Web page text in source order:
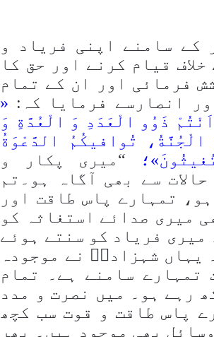
سامنے اپنی فریاد و
قیام کرنے اور حق کا
فرمائی اور ان کے تمام
انصارسے فرمایا کہ: «
ذَوُو الْعَدَدِ وَ الْعُدَّةِ وَ
تُوافیكُمُ الدَّعْوَةُ
“میری پکار و
سے بھی آگاہ ہو۔تم
تمہارے پاس طاقت اور
میری صدائے استغاثہ کو
میری فریاد کو سنتے ہوئے
یہاں شہزادیؑ نے موجودہ
تمہارے سامنے ہے۔ تمام
رہے ہو۔ میں نصرت و مدد
پاس طاقت و قوت سب کچھ
بھی موجود ہیں۔ پھر